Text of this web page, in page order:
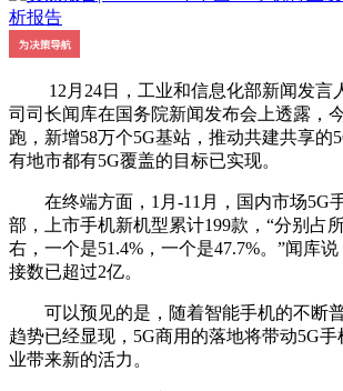
12月24日，工业和信息化部新闻发言
司司长闻库在国务院新闻发布会上透露，
跑，新增58万个5G基站，推动共建共享的
有地市都有5G覆盖的目标已实现。
在终端方面，1月-11月，国内市场5G
部，上市手机新机型累计199款，“分别占
右，一个是51.4%，一个是47.7%。”闻库
接数已超过2亿。
可以预见的是，随着智能手机的不断普
趋势已经显现，5G商用的落地将带动5G
业带来新的活力。